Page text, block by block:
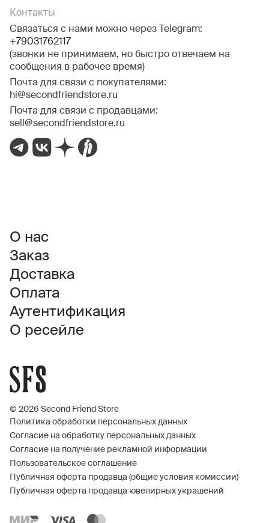
Контакты
Связаться с нами можно через Telegram:
+79031762117
(звонки не принимаем, но быстро отвечаем на
сообщения в рабочее время)
Почта для связи с покупателями:
hi@secondfriendstore.ru
Почта для связи с продавцами:
sell@secondfriendstore.ru
О нас
Заказ
Доставка
Оплата
Аутентификация
О ресейле
© 2026 Second Friend Store
Политика обработки персональных данных
Согласие на обработку персональных данных
Согласие на получение рекламной информации
Пользовательское соглашение
Публичная оферта продавца (общие условия комиссии)
Публичная оферта продавца ювелирных украшений